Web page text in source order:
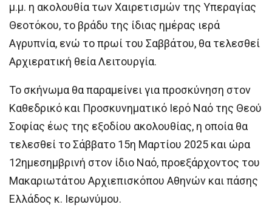
μ.μ. η ακολουθία των Χαιρετισμών της Υπεραγίας
Θεοτόκου, το βράδυ της ίδιας ημέρας ιερά
Αγρυπνία, ενώ το πρωί του Σαββάτου, θα τελεσθεί
Αρχιερατική θεία Λειτουργία.
Το σκήνωμα θα παραμείνει για προσκύνηση στον
Καθεδρικό και Προσκυνηματικό Ιερό Ναό της Θεού
Σοφίας έως της εξοδίου ακολουθίας, η οποία θα
τελεσθεί το Σάββατο 15η Μαρτίου 2025 και ώρα
12ημεσημβρινή στον ίδιο Ναό, προεξάρχοντος του
Μακαριωτάτου Αρχιεπισκόπου Αθηνών και πάσης
Ελλάδος κ. Ιερωνύμου.